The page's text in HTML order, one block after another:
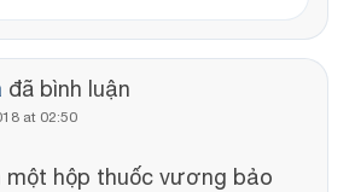
đã bình luận
at 02:50
một hộp thuốc vương bảo